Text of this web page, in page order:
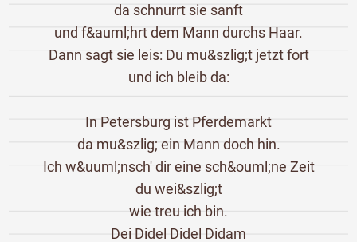
da schnurrt sie sanft
und f&auml;hrt dem Mann durchs Haar.
Dann sagt sie leis: Du mu&szlig;t jetzt fort
und ich bleib da:
In Petersburg ist Pferdemarkt
da mu&szlig; ein Mann doch hin.
Ich w&uuml;nsch' dir eine sch&ouml;ne Zeit
du wei&szlig;t
wie treu ich bin.
Dei Didel Didel Didam